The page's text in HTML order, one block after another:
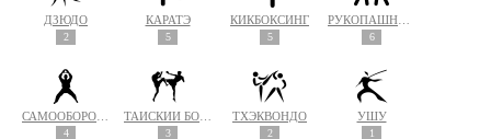
ДЗЮДО
2
КАРАТЭ
5
КИКБОКСИНГ
5 6
4 3
ТХЭКВОНДО
2
УШУ
1